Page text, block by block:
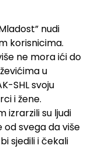
nudi
korisnicima.
ne mora ići do
u
SHL svoju
i žene.
izrarzili su ljudi
od svega da više
sjedili i čekali